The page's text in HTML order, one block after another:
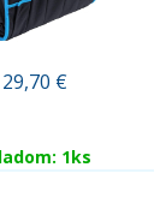
29,70 €
1ks